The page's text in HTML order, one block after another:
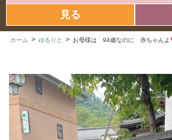
見る
ホーム > ゆるりと > お母様は 94歳なのに 赤ちゃんよ